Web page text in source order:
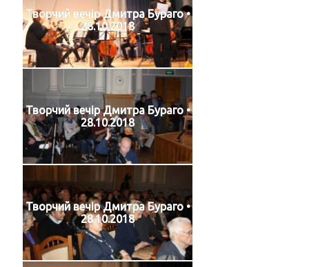
Творчий вечір Дмитра Бураго •
28.10.2018
Творчий вечір Дмитра Бураго •
28.10.2018
Творчий вечір Дмитра Бураго •
28.10.2018